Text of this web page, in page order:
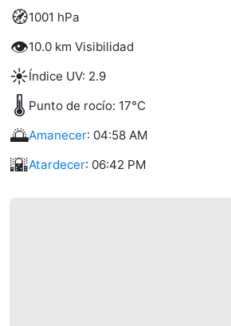
🧭1001 hPa
👁️10.0 km Visibilidad
☀️Índice UV: 2.9
🌡️ Punto de rocío: 17°C
🌅Amanecer: 04:58 AM
🌇Atardecer: 06:42 PM